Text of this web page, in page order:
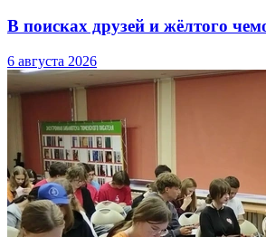
В поисках друзей и жёлтого
6 августа 2026